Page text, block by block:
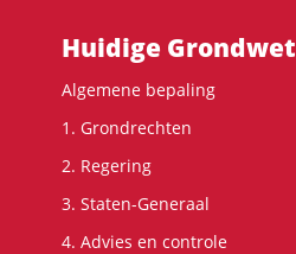
Hoofdnavigatie
Huidige Grondwet
Algemene bepaling
1. Grondrechten
2. Regering
3. Staten-Generaal
4. Advies en controle